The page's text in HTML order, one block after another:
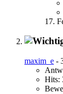
17.
maxim_e -
Hits: